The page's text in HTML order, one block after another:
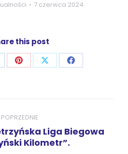
7 czerwca 2024
this post
UdostępnijUdostępnijUdostępnij
POPRZEDNIE
Poprzedni
wpis:
Liga Biegowa
Kilometr”.